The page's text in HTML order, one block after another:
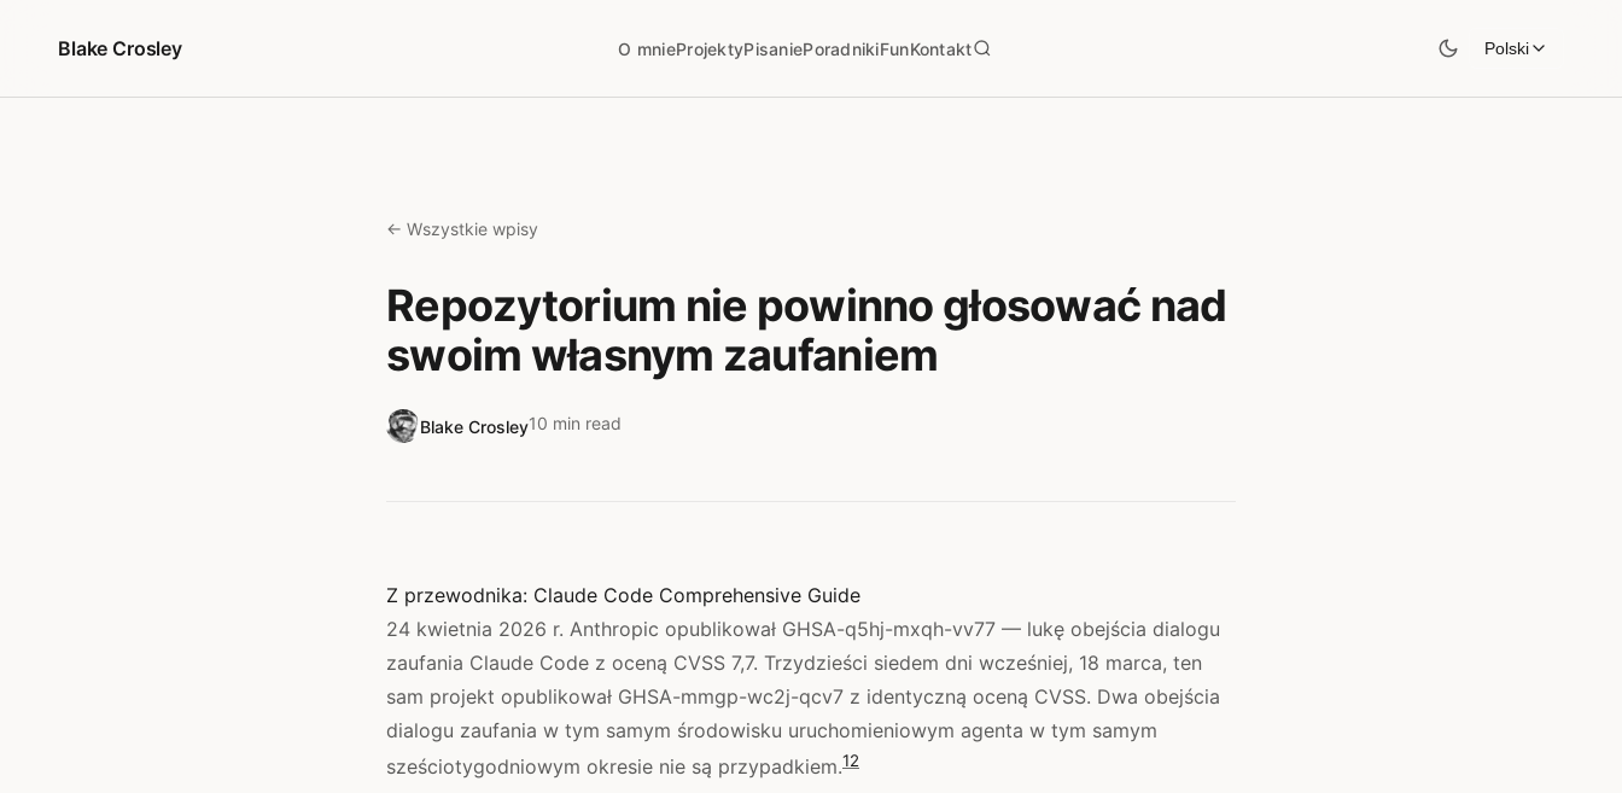
Blake Crosley
O mnieProjektyPisaniePoradnikiFunKontakt Polski
← Wszystkie wpisy
Repozytorium nie powinno głosować nad
swoim własnym zaufaniem
Blake Crosley10 min read
Z przewodnika: Claude Code Comprehensive Guide
24 kwietnia 2026 r. Anthropic opublikował GHSA-q5hj-mxqh-vv77 — lukę obejścia dialogu
zaufania Claude Code z oceną CVSS 7,7. Trzydzieści siedem dni wcześniej, 18 marca, ten
sam projekt opublikował GHSA-mmgp-wc2j-qcv7 z identyczną oceną CVSS. Dwa obejścia
dialogu zaufania w tym samym środowisku uruchomieniowym agenta w tym samym
sześciotygodniowym okresie nie są przypadkiem.12